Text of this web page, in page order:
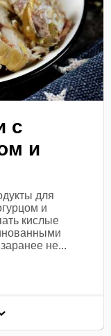
с
и
для
и
кислые
не...